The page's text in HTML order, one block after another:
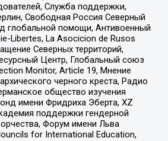
Служба поддержки,
Свободная Россия Северный
глобальной помощи, Антивоенный
Libertes, La Asocicion de Rusos
Северных территорий,
Центр, Глобальный союз
Monitor, Article 19, Мнение
черного креста, Радио
общество изучения
имени Фридриха Эберта, XZ
поддержки гендерной
Форум имени Льва
for International Education,